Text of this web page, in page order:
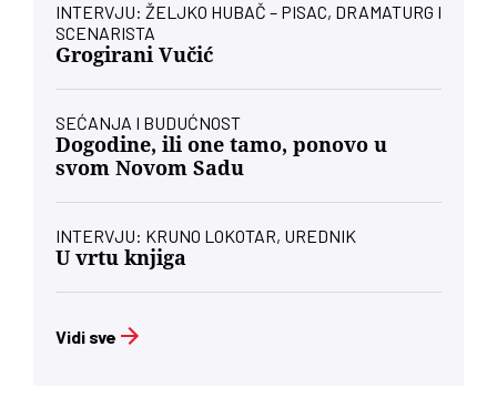
INTERVJU: ŽELJKO HUBAČ – PISAC, DRAMATURG I
SCENARISTA
Grogirani Vučić
SEĆANJA I BUDUĆNOST
Dogodine, ili one tamo, ponovo u
svom Novom Sadu
INTERVJU: KRUNO LOKOTAR, UREDNIK
U vrtu knjiga
Vidi sve